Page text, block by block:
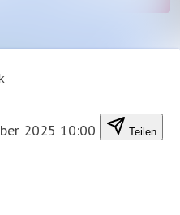
2025 10:00 Teilen